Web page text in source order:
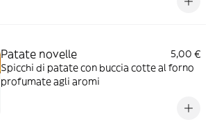
Patate novelle
5,00 €
Spicchi di patate con buccia cotte al forno
profumate agli aromi